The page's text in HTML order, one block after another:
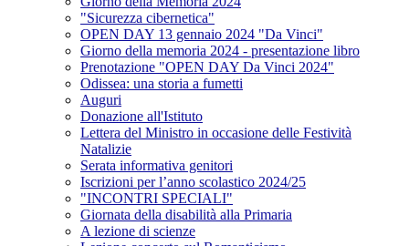
"Sicurezza cibernetica"
OPEN DAY 13 gennaio 2024 "Da Vinci"
Giorno della memoria 2024 - presentazione libro
Prenotazione "OPEN DAY Da Vinci 2024"
Odissea: una storia a fumetti
Auguri
Donazione all'Istituto
Lettera del Ministro in occasione delle Festività
Natalizie
Serata informativa genitori
Iscrizioni per l’anno scolastico 2024/25
"INCONTRI SPECIALI"
Giornata della disabilità alla Primaria
A lezione di scienze